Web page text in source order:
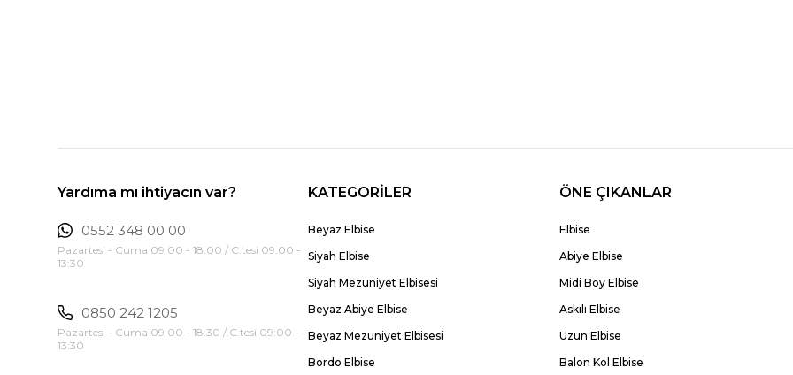
Yardıma mı ihtiyacın var?
0552 348 00 00
Pazartesi - Cuma 09:00 - 18:00 / C.tesi 09:00 -
13:30
0850 242 1205
Pazartesi - Cuma 09:00 - 18:30 / C.tesi 09:00 -
13:30
KATEGORİLER
Beyaz Elbise
Siyah Elbise
Siyah Mezuniyet Elbisesi
Beyaz Abiye Elbise
Beyaz Mezuniyet Elbisesi
Bordo Elbise
ÖNE ÇIKANLAR
Elbise
Abiye Elbise
Midi Boy Elbise
Askılı Elbise
Uzun Elbise
Balon Kol Elbise